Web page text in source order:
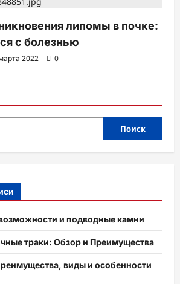
липомы в почке:
с болезнью
2022 0
Поиск
и подводные камни
траки: Обзор и Преимущества
виды и особенности